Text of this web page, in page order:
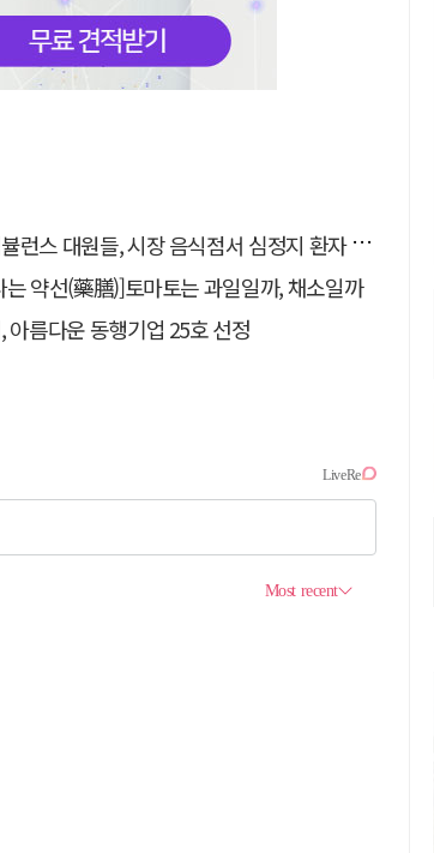
스 대원들, 시장 음식점서 심정지 환자 생명 살려
는 약선(藥膳)]토마토는 과일일까, 채소일까
아름다운 동행기업 25호 선정